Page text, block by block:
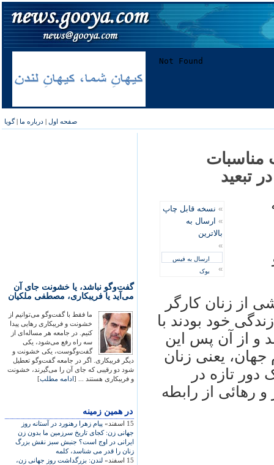
صفحه اول | درباره ما |گویا
گفت‌وگو نباشد، یا خشونت جای آن
می‌آید یا فریبکاری، مصطفی ملکیان
ما فقط با گفت‌وگو می‌توانیم از
خشونت و فریبکاری رهایی پیدا
کنیم. در جامعه هر مساله‌ای از
سه راه رفع می‌شود، یکی
گفت‌وگوست، یکی خشونت و
دیگر فریبکاری. اگر در جامعه گفت‌وگو تعطیل
شود دو رقیبی که جای آن را می‌گیرند، خشونت
و فریبکاری هستند ... [ادامه مطلب]
در همين زمينه
15 اسفند»
پيام زهرا رهنورد در آستانه روز
جهانی زن: کجای تاريخ سرزمين ما بدون زن
ايرانی در اوج است؟ جنبش سبز نقش بزرگ
زنان را قدر می شناسد، کلمه
15 اسفند»
لندن: بزرگداشت روز جهانی زن،
تبعيد
» نسخه قابل چاپ
» ارسال به
بالاترین
»
ارسال به فیس
بوک
»
بخشی از زنان کارگر
خود بودند با
و از آن پس اين
يعنی زنان
تازه در
رهائی از رابطه